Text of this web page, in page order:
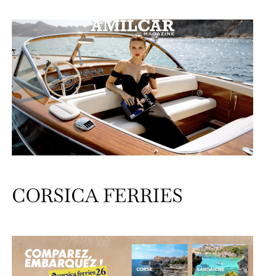
CORSICA FERRIES